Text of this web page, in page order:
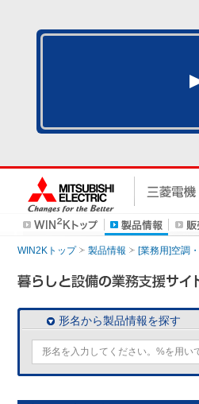
WIN2Kトップ 製品情報 [業務用]空調
形名から製品情報を探す